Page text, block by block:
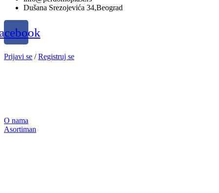
Dušana Srezojevića 34,Beograd
Prijavi se /Registruj se
O nama
Asortiman